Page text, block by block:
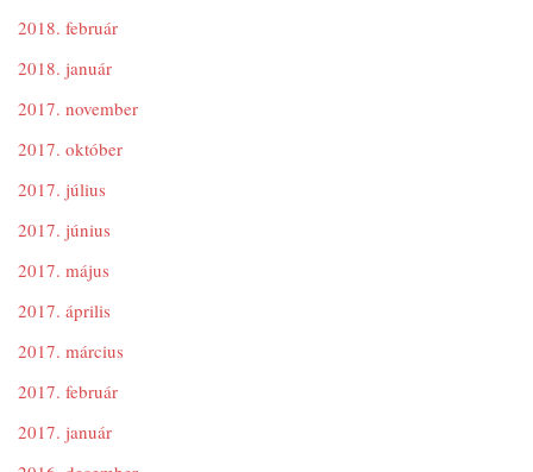
2018. február
2018. január
2017. november
2017. október
2017. július
2017. június
2017. május
2017. április
2017. március
2017. február
2017. január